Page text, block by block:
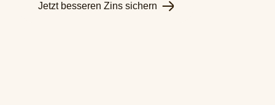
Jetzt besseren Zins sichern